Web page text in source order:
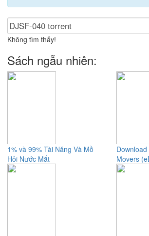
Không tìm thấy!
Sách ngẫu nhiên:
1% và 99% Tài Năng Và Mồ
Hôi Nước Mắt
Movers